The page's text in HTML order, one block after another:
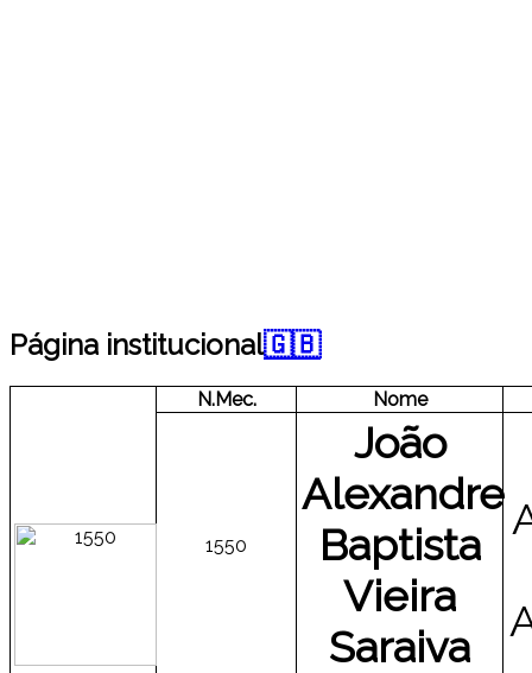
Página institucional🇬🇧
N.Mec. Nome
1550
João
Alexandre
Baptista
Vieira
Saraiva